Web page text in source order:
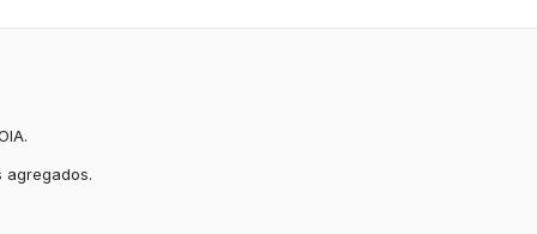
agregados.